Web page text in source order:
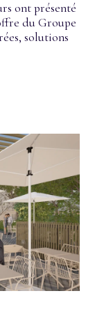
ont présenté
du Groupe
solutions